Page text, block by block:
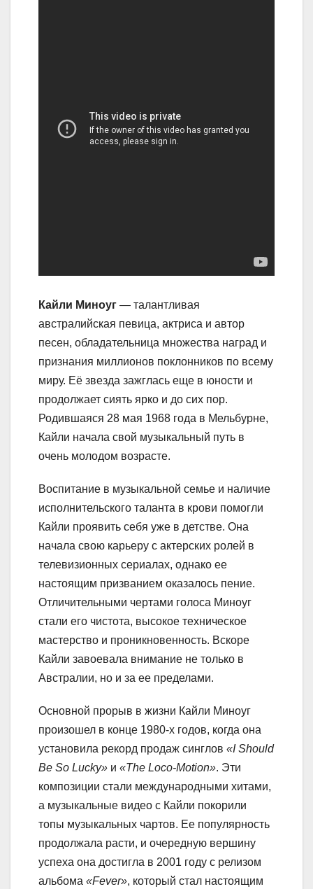
Кайли Миноуг — талантливая
австралийская певица, актриса и автор
песен, обладательница множества наград и
признания миллионов поклонников по всему
миру. Её звезда зажглась еще в юности и
продолжает сиять ярко и до сих пор.
Родившаяся 28 мая 1968 года в Мельбурне,
Кайли начала свой музыкальный путь в
очень молодом возрасте.
Воспитание в музыкальной семье и наличие
исполнительского таланта в крови помогли
Кайли проявить себя уже в детстве. Она
начала свою карьеру с актерских ролей в
телевизионных сериалах, однако ее
настоящим призванием оказалось пение.
Отличительными чертами голоса Миноуг
стали его чистота, высокое техническое
мастерство и проникновенность. Вскоре
Кайли завоевала внимание не только в
Австралии, но и за ее пределами.
Основной прорыв в жизни Кайли Миноуг
произошел в конце 1980-х годов, когда она
установила рекорд продаж синглов «I Should
Be So Lucky» и «The Loco-Motion». Эти
композиции стали международными хитами,
а музыкальные видео с Кайли покорили
топы музыкальных чартов. Ее популярность
продолжала расти, и очередную вершину
успеха она достигла в 2001 году с релизом
альбома «Fever», который стал настоящим